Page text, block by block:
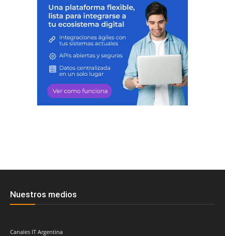
Nuestros medios
Canales IT Argentina